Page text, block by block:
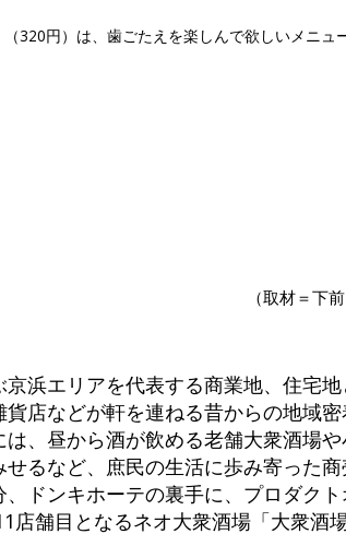
320円）は、歯ごたえを楽しんで欲しいメニュ
（取材＝下
浜エリアを代表する商業地、住宅地
店などが軒を連ねる昔からの地域密
、昼から酒が飲める老舗大衆酒場や
るなど、庶民の生活に歩み寄った
ドンキホーテの裏手に、プロダク
店舗目となるネオ大衆酒場「大衆酒